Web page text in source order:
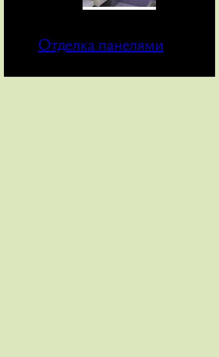
Отделка панелями